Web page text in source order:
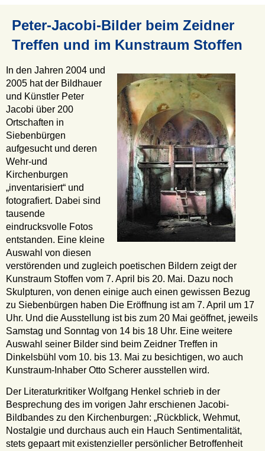
Peter-Jacobi-Bilder beim Zeidner
Treffen und im Kunstraum Stoffen
In den Jahren 2004 und
2005 hat der Bildhauer
und Künstler Peter
Jacobi über 200
Ortschaften in
Siebenbürgen
aufgesucht und deren
Wehr-und
Kirchenburgen
„inventarisiert“ und
fotografiert. Dabei sind
tausende
eindrucksvolle Fotos
entstanden. Eine kleine
Auswahl von diesen
verstörenden und zugleich poetischen Bildern zeigt der
Kunstraum Stoffen vom 7. April bis 20. Mai. Dazu noch
Skulpturen, von denen einige auch einen gewissen Bezug
zu Siebenbürgen haben Die Eröffnung ist am 7. April um 17
Uhr. Und die Ausstellung ist bis zum 20 Mai geöffnet, jeweils
Samstag und Sonntag von 14 bis 18 Uhr. Eine weitere
Auswahl seiner Bilder sind beim Zeidner Treffen in
Dinkelsbühl vom 10. bis 13. Mai zu besichtigen, wo auch
Kunstraum-Inhaber Otto Scherer ausstellen wird.
Der Literaturkritiker Wolfgang Henkel schrieb in der
Besprechung des im vorigen Jahr erschienen Jacobi-
Bildbandes zu den Kirchenburgen: „Rückblick, Wehmut,
Nostalgie und durchaus auch ein Hauch Sentimentalität,
stets gepaart mit existenzieller persönlicher Betroffenheit